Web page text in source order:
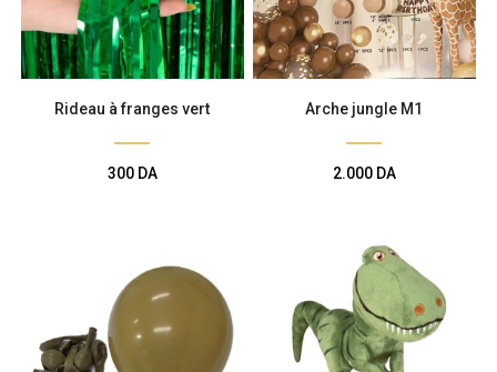
Décoration à
thème
Décoration de
Décoration de
table
Rideau à franges vert
300 DA
Arche jungle M1
2.000 DA